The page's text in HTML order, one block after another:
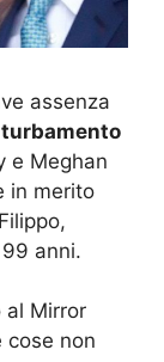
assenza
e Meghan
in merito
anni.
al Mirror
cose non